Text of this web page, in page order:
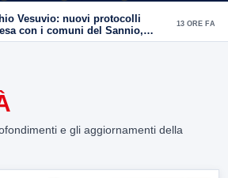
Vesuvio: nuovi protocolli
con i comuni del Sannio,
il protocollo con Arpaise
13 ORE FA
e gli aggiornamenti della